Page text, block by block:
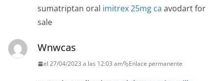
sumatriptan oral imitrex 25mg ca avodart for
sale
Wnwcas
el 27/04/2023 a las 12:03 am Enlace permanente